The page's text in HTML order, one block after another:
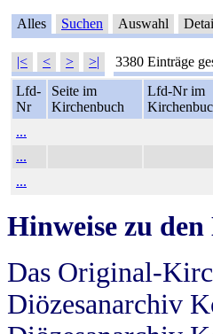
Alles Suchen Auswahl
|< < > >| 3380 Einträge
Lfd-
Nr
Seite im
Kirchenbuch
Lfd-Nr im
...
...
...
Hinweise zu
Das Original-
Diözesanarchiv